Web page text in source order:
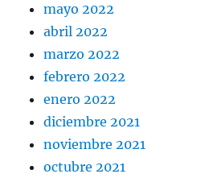
mayo 2022
abril 2022
marzo 2022
febrero 2022
enero 2022
diciembre 2021
noviembre 2021
octubre 2021